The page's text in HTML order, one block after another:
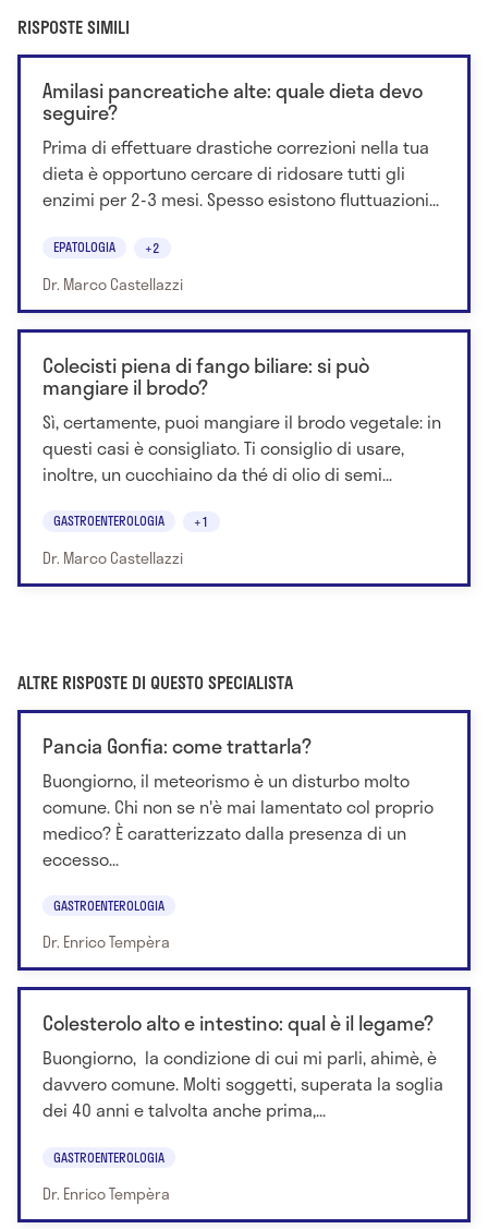
RISPOSTE SIMILI
Amilasi pancreatiche alte: quale dieta devo
seguire?
Prima di effettuare drastiche correzioni nella tua
dieta è opportuno cercare di ridosare tutti gli
enzimi per 2-3 mesi. Spesso esistono fluttuazioni...
EPATOLOGIA +2
Dr. Marco Castellazzi
Colecisti piena di fango biliare: si può
mangiare il brodo?
Sì, certamente, puoi mangiare il brodo vegetale: in
questi casi è consigliato. Ti consiglio di usare,
inoltre, un cucchiaino da thé di olio di semi...
GASTROENTEROLOGIA +1
Dr. Marco Castellazzi
ALTRE RISPOSTE DI QUESTO SPECIALISTA
Pancia Gonfia: come trattarla?
Buongiorno, il meteorismo è un disturbo molto
comune. Chi non se n'è mai lamentato col proprio
medico? È caratterizzato dalla presenza di un
eccesso...
GASTROENTEROLOGIA
Dr. Enrico Tempèra
Colesterolo alto e intestino: qual è il legame?
Buongiorno, la condizione di cui mi parli, ahimè, è
davvero comune. Molti soggetti, superata la soglia
dei 40 anni e talvolta anche prima,...
GASTROENTEROLOGIA
Dr. Enrico Tempèra